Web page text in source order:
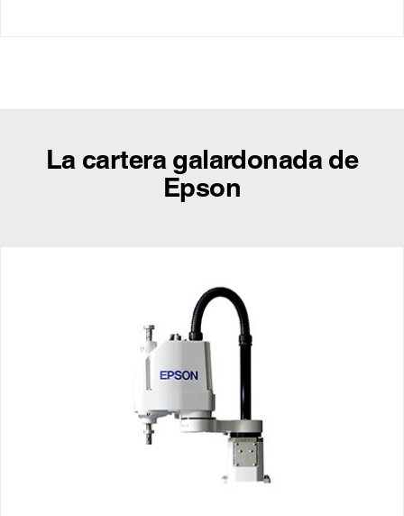
La cartera galardonada de
Epson